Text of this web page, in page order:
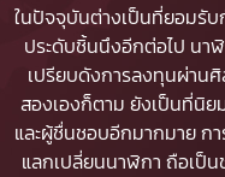
ในปัจจุบันต่างเป็นที่ยอมรับ
ประดับชิ้นนึงอีกต่อไป นา
เปรียบดังการลงทุนผ่าน
สองเองก็ตาม ยังเป็นที่นิ
และผู้ชื่นชอบอีกมากมายก
แลกเปลี่ยนนาฬิกา ถือเป็น